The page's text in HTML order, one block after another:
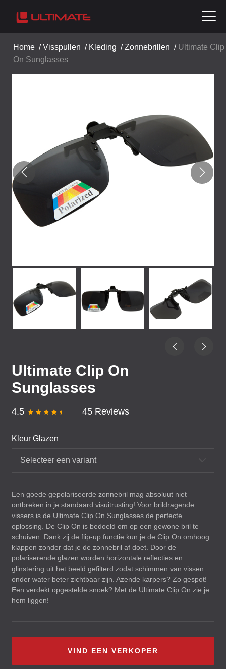
Home /Visspullen / Kleding /Zonnebrillen / Ultimate Clip
On Sunglasses
Ultimate Clip On
Sunglasses
4.5 45 Reviews
Kleur Glazen
Selecteer een variant
Een goede gepolariseerde zonnebril mag absoluut niet
ontbreken in je standaard visuitrusting! Voor brildragende
vissers is de Ultimate Clip On Sunglasses de perfecte
oplossing. De Clip On is bedoeld om op een gewone bril te
schuiven. Dank zij de flip-up functie kun je de Clip On omhoog
klappen zonder dat je de zonnebril af doet. Door de
polariserende glazen worden horizontale reflecties en
glinstering uit het beeld gefilterd zodat schimmen van vissen
onder water beter zichtbaar zijn. Azende karpers? Zo gespot!
Een verdekt opgestelde snoek? Met de Ultimate Clip On zie je
hem liggen!
VIND EEN VERKOPER